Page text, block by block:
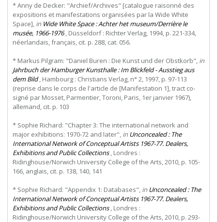
* Anny de Decker: "Archief/Archives" [catalogue raisonné des
expositions et manifestations organisées par la Wide White
Space], in Wide White Space : Achter het museum/Derrière le
musée, 1966-1976, Düsseldorf : Richter Verlag, 1994, p. 221-334,
néerlandais, français, cit. p. 288, cat. 056.
* Markus Pilgram: "Daniel Buren : Die Kunst und der Obstkorb", in
Jahrbuch der Hamburger Kunsthalle : Im Blickfeld - Ausstieg aus
dem Bild, Hambourg : Christians Verlag, n° 2, 1997, p. 97-113
(reprise dans le corps de l'article de [Manifestation 1], tract co-
signé par Mosset, Parmentier, Toroni, Paris, 1er janvier 1967),
allemand, cit. p. 103
* Sophie Richard: "Chapter 3: The international network and
major exhibitions: 1970-72 and later", in Unconcealed : The
International Network of Conceptual Artists 1967-77. Dealers,
Exhibitions and Public Collections, Londres :
Ridinghouse/Norwich University College of the Arts, 2010, p. 105-
166, anglais, cit. p. 138, 140, 141
* Sophie Richard: "Appendix 1: Databases", in Unconcealed : The
International Network of Conceptual Artists 1967-77. Dealers,
Exhibitions and Public Collections, Londres :
Ridinghouse/Norwich University College of the Arts, 2010, p. 293-